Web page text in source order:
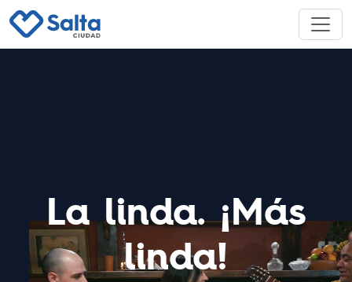
La linda. ¡Más
linda!